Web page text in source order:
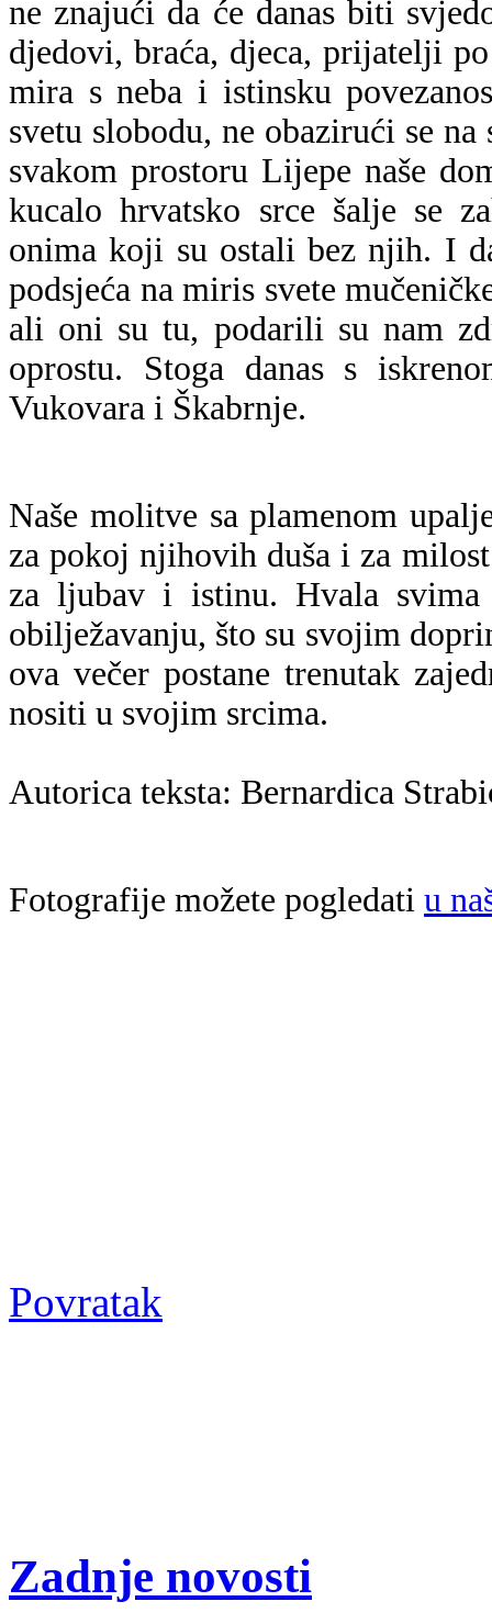
ne znajući da će danas biti
djedovi, braća, djeca, prijatelji
mira s neba i istinsku
svetu slobodu, ne obazirući se
svakom prostoru Lijepe naše
kucalo hrvatsko srce šalje se
onima koji su ostali bez njih. I
podsjeća na miris svete
ali oni su tu, podarili su nam
oprostu. Stoga danas s
Vukovara i Škabrnje.
Naše molitve sa plamenom
za pokoj njihovih duša i za
za ljubav i istinu. Hvala
obilježavanju, što su svojim
ova večer postane trenutak
nositi u svojim srcima.
Autorica teksta: Bernardica
Fotografije možete pogledati u
Povratak
Zadnje novosti